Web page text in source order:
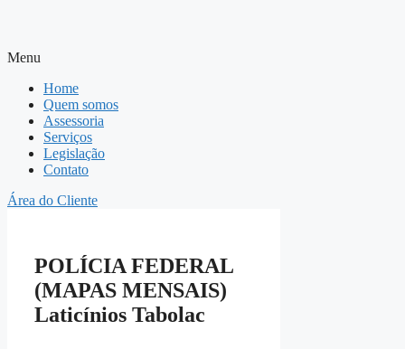
Menu
Home
Quem somos
Assessoria
Serviços
Legislação
Contato
Área do Cliente
POLÍCIA FEDERAL
(MAPAS MENSAIS)
Laticínios Tabolac